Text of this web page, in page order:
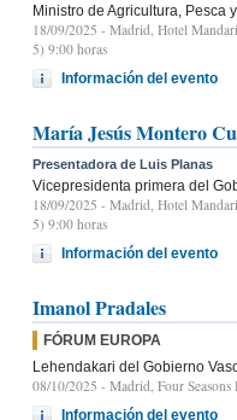
Ministro de Agricultura, Pesca
18/09/2025 - Madrid, Hotel
5) 9:00 horas
Información del evento
María Jesús Montero
Presentadora de Luis Planas
Vicepresidenta primera del
18/09/2025 - Madrid, Hotel
5) 9:00 horas
Información del evento
Imanol Pradales
FÓRUM EUROPA
Lehendakari del Gobierno
08/10/2025 - Madrid, Four
Información del evento